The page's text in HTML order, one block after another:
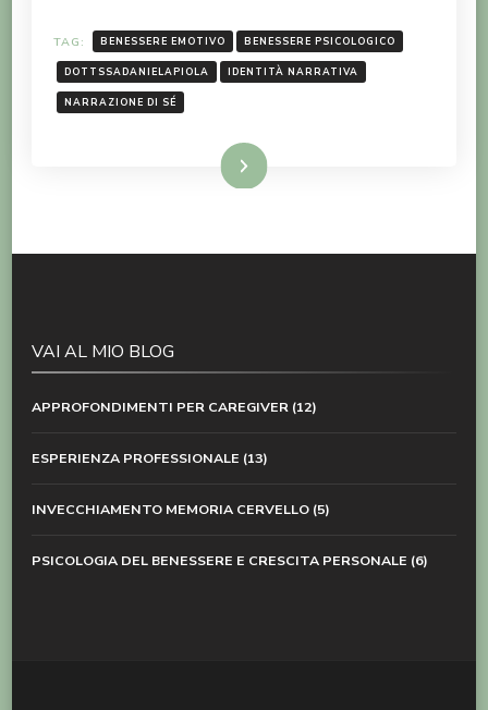
TAG: BENESSERE EMOTIVO BENESSERE PSICOLOGICO
DOTTSSADANIELAPIOLA IDENTITÀ NARRATIVA
NARRAZIONE DI SÉ
LEGGI TUTTO
VAI AL MIO BLOG
APPROFONDIMENTI PER CAREGIVER (12)
ESPERIENZA PROFESSIONALE (13)
INVECCHIAMENTO MEMORIA CERVELLO (5)
PSICOLOGIA DEL BENESSERE E CRESCITA PERSONALE (6)